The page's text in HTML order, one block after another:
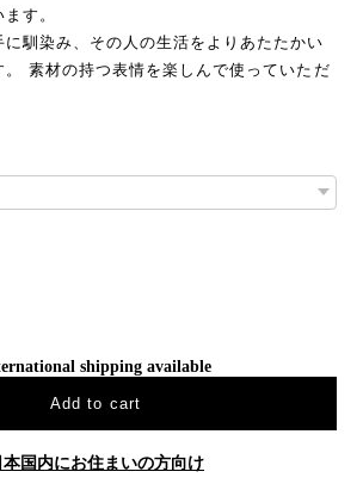
す。
馴染み、その人の生活をよりあたたかい
。 素材の持つ表情を楽しんで使っていただ
shipping available
Add to cart
本国内にお住まいの方向け